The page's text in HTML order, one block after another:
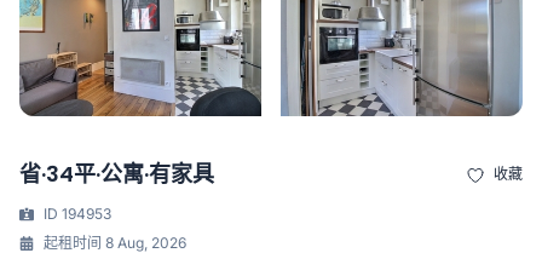
省·34平·公寓·有家具 收藏
ID 194953
起租时间 8 Aug, 2026